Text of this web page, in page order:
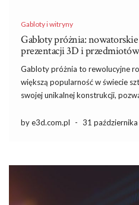
Gabloty i witryny
Gabloty próżnia:
prezentacji 3D i
Gabloty próżnia to rewolucyjne
większą popularność w świecie
swojej unikalnej konstrukcji,
ich ochronę i prezentację. W
by e3d.com.pl - 31